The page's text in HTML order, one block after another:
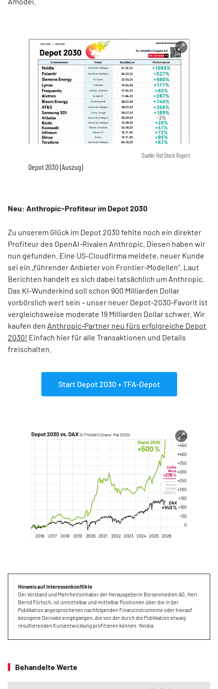
Quelle: Hot Stock Report
Depot 2030 (Auszug)
Neu: Anthropic-Profiteur im Depot 2030
Zu unserem Glück im Depot 2030 fehlte noch ein direkter
Profiteur des OpenAI-Rivalen Anthropic. Diesen haben wir
nun gefunden. Eine US-Cloudfirma meldete, neuer Kunde
sei ein „führender Anbieter von Frontier-Modellen“. Laut
Berichten handelt es sich dabei tatsächlich um Anthropic.
Das KI-Wunderkind soll schon 900 Milliarden Dollar
vorbörslich wert sein – unser neuer Depot-2030-Favorit ist
vergleichsweise moderate 19 Milliarden Dollar schwer. Wir
kaufen den Anthropic-Partner neu fürs erfolgreiche Depot
2030! Einfach hier für alle Transaktionen und Details
freischalten.
Start Depot 2030 + TFA-Depot
Hinweis auf Interessenkonflikte
Der Vorstand und Mehrheitsinhaber der Herausgeberin Börsenmedien AG, Herr
Bernd Förtsch, ist unmittelbar und mittelbar Positionen über die in der
Publikation angesprochenen nachfolgenden Finanzinstrumente oder hierauf
bezogene Derivate eingegangen, die von der durch die Publikation etwaig
resultierenden Kursentwicklung profitieren können: Nvidia.
Behandelte Werte